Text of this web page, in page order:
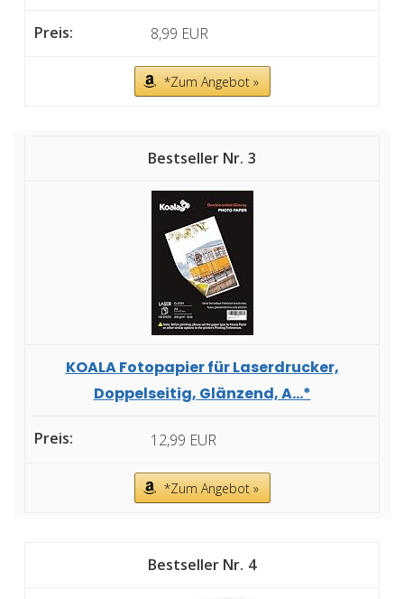
8,99 EUR
*Zum Angebot »
3
KOALA Fotopapier für Laserdrucker,
Doppelseitig, Glänzend, A...*
12,99 EUR
*Zum Angebot »
4